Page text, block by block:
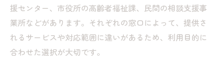
援センター、市役所の高齢者福祉課、民間の相談支援事
業所などがあります。それぞれの窓口によって、提供さ
れるサービスや対応範囲に違いがあるため、利用目的に
合わせた選択が大切です。